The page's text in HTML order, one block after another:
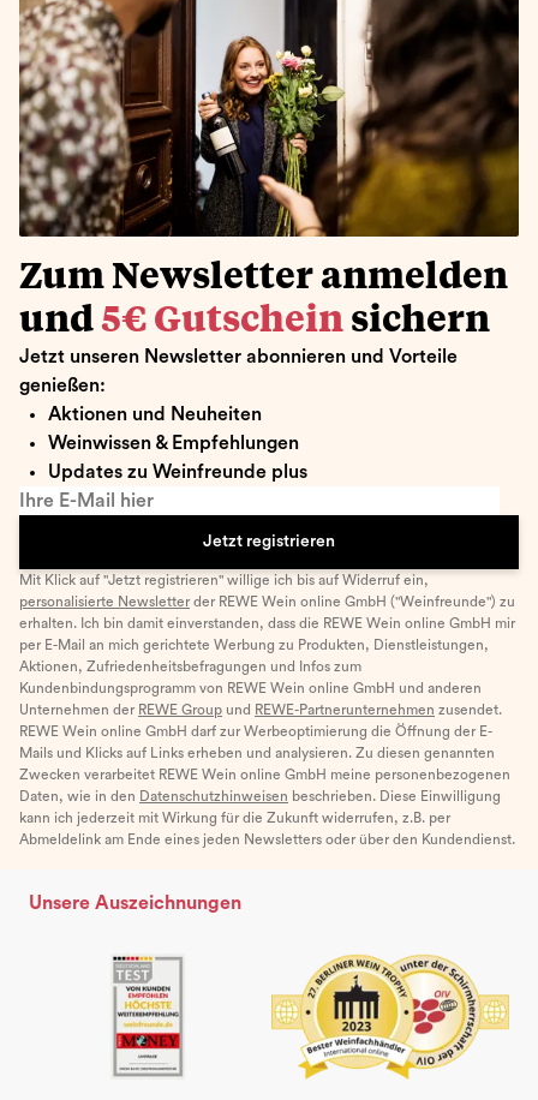
Zum Newsletter anmelden
und 5€ Gutschein sichern
Jetzt unseren Newsletter abonnieren und Vorteile
genießen:
Aktionen und Neuheiten
Weinwissen & Empfehlungen
Updates zu Weinfreunde plus
Ihre E-Mail hier
Jetzt registrieren
Mit Klick auf "Jetzt registrieren" willige ich bis auf Widerruf ein,
personalisierte Newsletter der REWE Wein online GmbH ("Weinfreunde") zu
erhalten. Ich bin damit einverstanden, dass die REWE Wein online GmbH mir
per E-Mail an mich gerichtete Werbung zu Produkten, Dienstleistungen,
Aktionen, Zufriedenheitsbefragungen und Infos zum
Kundenbindungsprogramm von REWE Wein online GmbH und anderen
Unternehmen der REWE Group und REWE-Partnerunternehmen zusendet.
REWE Wein online GmbH darf zur Werbeoptimierung die Öffnung der E-
Mails und Klicks auf Links erheben und analysieren. Zu diesen genannten
Zwecken verarbeitet REWE Wein online GmbH meine personenbezogenen
Daten, wie in den Datenschutzhinweisen beschrieben. Diese Einwilligung
kann ich jederzeit mit Wirkung für die Zukunft widerrufen, z.B. per
Abmeldelink am Ende eines jeden Newsletters oder über den Kundendienst.
Unsere Auszeichnungen